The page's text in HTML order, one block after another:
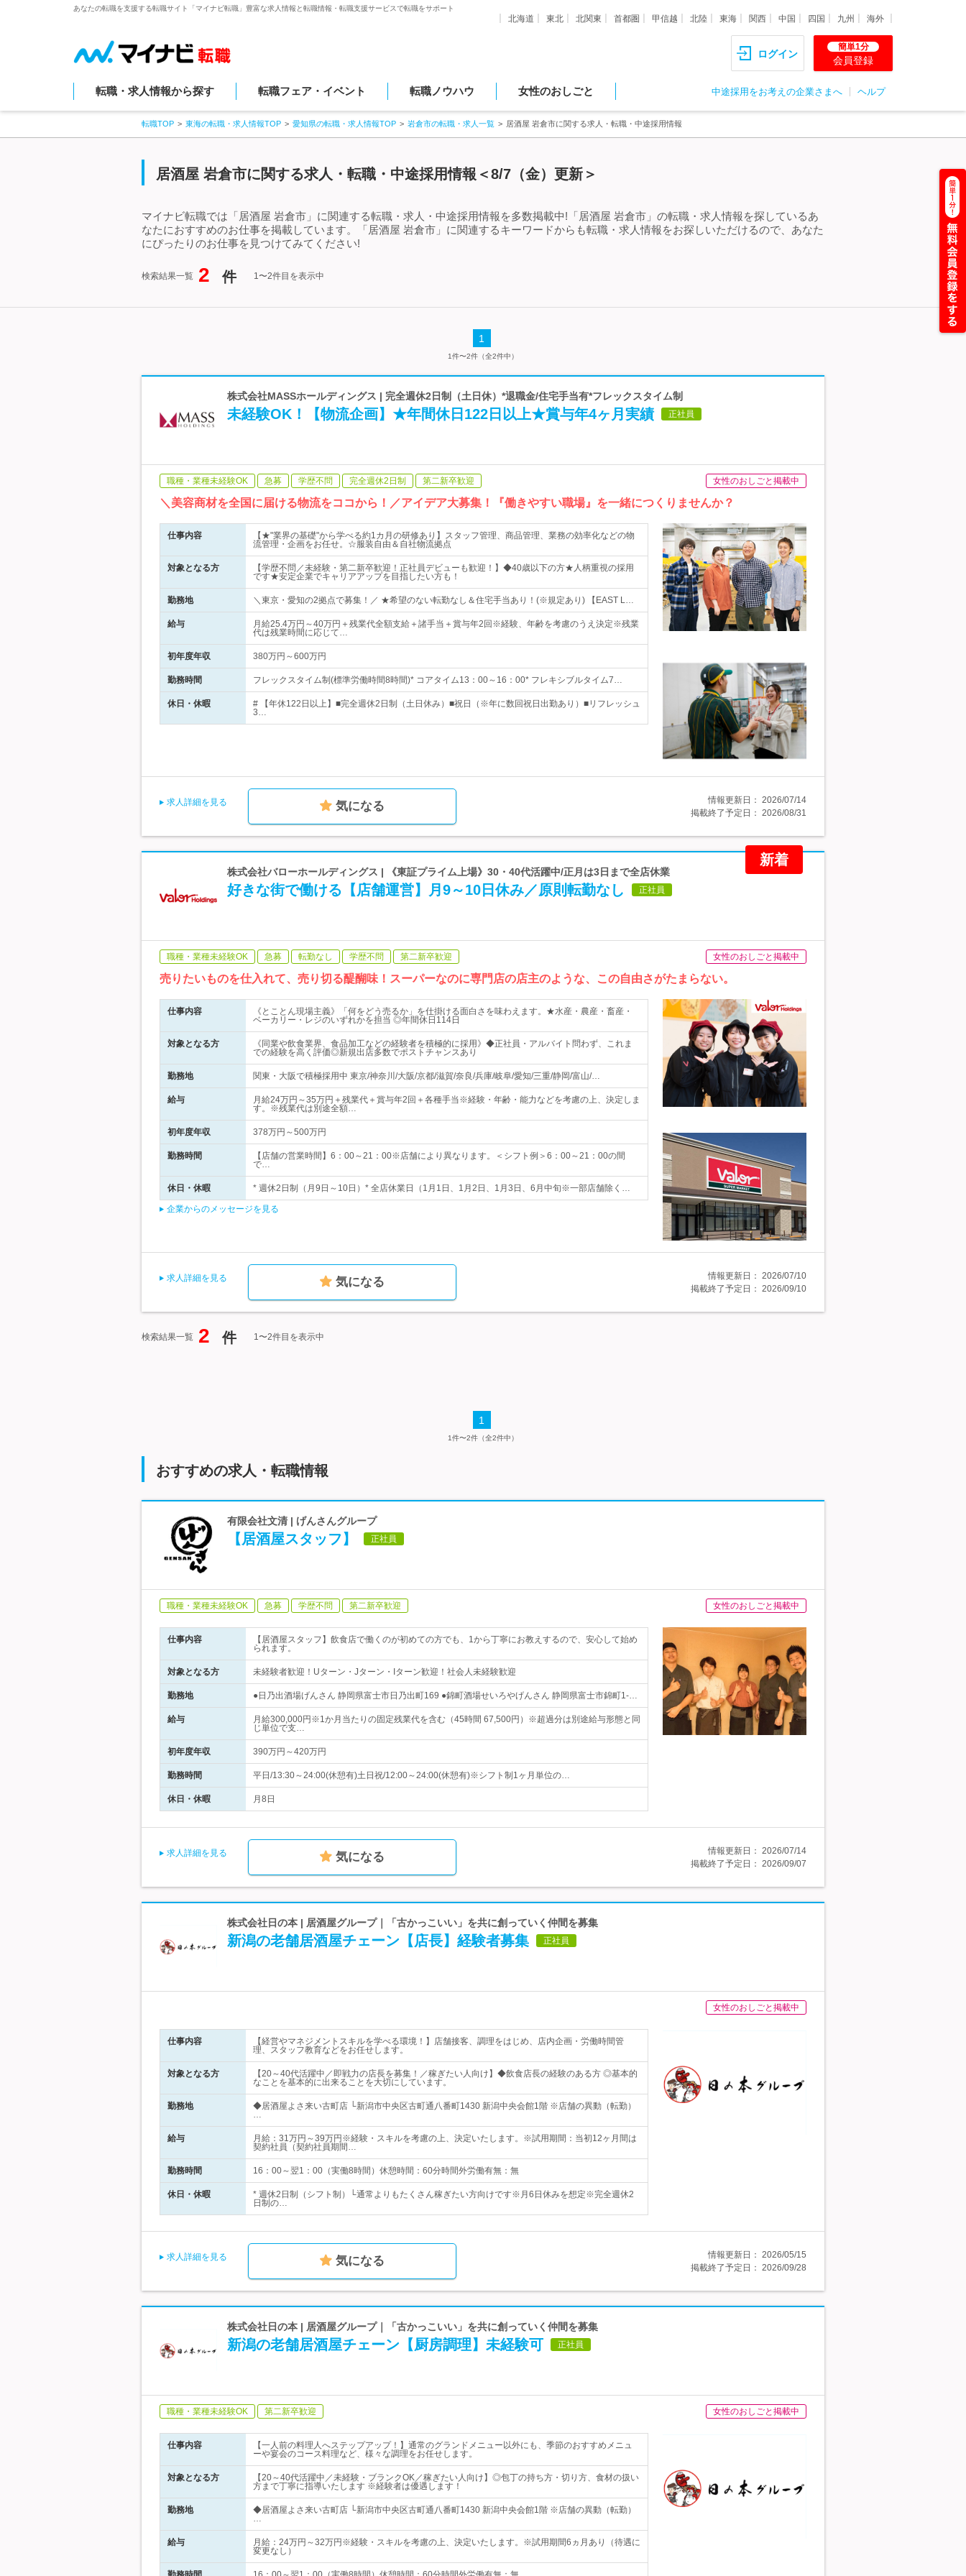
あなたの転職を支援する転職サイト「マイナビ転職」豊富な求人情報と転職情報・転職支援サービスで転職をサポート
北海道 東北 北関東 首都圏 甲信越 北陸 東海 関西 中国 四国 九州 海外
ログイン
簡単1分
会員登録
転職・求人情報から探す 転職フェア・イベント 転職ノウハウ 女性のおしごと 中途採用をお考えの企業さまへ ヘルプ
転職TOP 東海の転職・求人情報TOP 愛知県の転職・求人情報TOP 岩倉市の転職・求人一覧 居酒屋 岩倉市に関する求人・転職・中途採用情報
居酒屋 岩倉市に関する求人・転職・中途採用情報＜8/7（金）更新＞
マイナビ転職では「居酒屋 岩倉市」に関連する転職・求人・中途採用情報を多数掲載中!「居酒屋 岩倉市」の転職・求人情報を探しているあ
なたにおすすめのお仕事を掲載しています。「居酒屋 岩倉市」に関連するキーワードからも転職・求人情報をお探しいただけるので、あなた
にぴったりのお仕事を見つけてみてください!
検索結果一覧 2 件 1〜2件目を表示中
1
1件〜2件（全2件中）
株式会社MASSホールディングス | 完全週休2日制（土日休）*退職金/住宅手当有*フレックスタイム制
未経験OK！【物流企画】★年間休日122日以上★賞与年4ヶ月実績 正社員
職種・業種未経験OK 急募 学歴不問 完全週休2日制 第二新卒歓迎 女性のおしごと掲載中
＼美容商材を全国に届ける物流をココから！／アイデア大募集！『働きやすい職場』を一緒につくりませんか？
仕事内容
【★"業界の基礎"から学べる約1カ月の研修あり】スタッフ管理、商品管理、業務の効率化などの物
流管理・企画をお任せ。☆服装自由＆自社物流拠点
対象となる方
【学歴不問／未経験・第二新卒歓迎！正社員デビューも歓迎！】◆40歳以下の方★人柄重視の採用
です★安定企業でキャリアアップを目指したい方も！
勤務地 ＼東京・愛知の2拠点で募集！／ ★希望のない転勤なし＆住宅手当あり！(※規定あり) 【EAST L…
給与
月給25.4万円～40万円＋残業代全額支給＋諸手当＋賞与年2回※経験、年齢を考慮のうえ決定※残業
代は残業時間に応じて…
初年度年収 380万円～600万円
勤務時間 フレックスタイム制(標準労働時間8時間)* コアタイム13：00～16：00* フレキシブルタイム7…
休日・休暇
# 【年休122日以上】■完全週休2日制（土日休み）■祝日（※年に数回祝日出勤あり）■リフレッシュ
3…
求人詳細を見る 気になる 情報更新日： 2026/07/14
掲載終了予定日： 2026/08/31
新着
株式会社バローホールディングス | 《東証プライム上場》30・40代活躍中/正月は3日まで全店休業
好きな街で働ける【店舗運営】月9～10日休み／原則転勤なし 正社員
職種・業種未経験OK 急募 転勤なし 学歴不問 第二新卒歓迎 女性のおしごと掲載中
売りたいものを仕入れて、売り切る醍醐味！スーパーなのに専門店の店主のような、この自由さがたまらない。
仕事内容
《とことん現場主義》「何をどう売るか」を仕掛ける面白さを味わえます。★水産・農産・畜産・
ベーカリー・レジのいずれかを担当 ◎年間休日114日
対象となる方
《同業や飲食業界、食品加工などの経験者を積極的に採用》◆正社員・アルバイト問わず、これま
での経験を高く評価◎新規出店多数でポストチャンスあり
勤務地 関東・大阪で積極採用中 東京/神奈川/大阪/京都/滋賀/奈良/兵庫/岐阜/愛知/三重/静岡/富山/…
給与
月給24万円～35万円＋残業代＋賞与年2回＋各種手当※経験・年齢・能力などを考慮の上、決定しま
す。※残業代は別途全額…
初年度年収 378万円～500万円
勤務時間
【店舗の営業時間】6：00～21：00※店舗により異なります。＜シフト例＞6：00～21：00の間
で…
休日・休暇 * 週休2日制（月9日～10日）* 全店休業日（1月1日、1月2日、1月3日、6月中旬※一部店舗除く…
企業からのメッセージを見る
求人詳細を見る 気になる 情報更新日： 2026/07/10
掲載終了予定日： 2026/09/10
検索結果一覧 2 件 1〜2件目を表示中
1
1件〜2件（全2件中）
おすすめの求人・転職情報
有限会社文清 | げんさんグループ
【居酒屋スタッフ】 正社員
職種・業種未経験OK 急募 学歴不問 第二新卒歓迎 女性のおしごと掲載中
仕事内容
【居酒屋スタッフ】飲食店で働くのが初めての方でも、1から丁寧にお教えするので、安心して始め
られます。
対象となる方 未経験者歓迎！Uターン・Jターン・Iターン歓迎！社会人未経験歓迎
勤務地 ●日乃出酒場げんさん 静岡県富士市日乃出町169 ●錦町酒場せいろやげんさん 静岡県富士市錦町1-…
給与
月給300,000円※1か月当たりの固定残業代を含む（45時間 67,500円）※超過分は別途給与形態と同
じ単位で支…
初年度年収 390万円～420万円
勤務時間 平日/13:30～24:00(休憩有)土日祝/12:00～24:00(休憩有)※シフト制1ヶ月単位の…
休日・休暇 月8日
求人詳細を見る 気になる 情報更新日： 2026/07/14
掲載終了予定日： 2026/09/07
株式会社日の本 | 居酒屋グループ｜「古かっこいい」を共に創っていく仲間を募集
新潟の老舗居酒屋チェーン【店長】経験者募集 正社員
女性のおしごと掲載中
仕事内容
【経営やマネジメントスキルを学べる環境！】店舗接客、調理をはじめ、店内企画・労働時間管
理、スタッフ教育などをお任せします。
対象となる方
【20～40代活躍中／即戦力の店長を募集！／稼ぎたい人向け】◆飲食店長の経験のある方 ◎基本的
なことを基本的に出来ることを大切にしています。
勤務地
◆居酒屋よさ来い古町店 └新潟市中央区古町通八番町1430 新潟中央会館1階 ※店舗の異動（転勤）
…
給与
月給：31万円～39万円※経験・スキルを考慮の上、決定いたします。※試用期間：当初12ヶ月間は
契約社員（契約社員期間…
勤務時間 16：00～翌1：00（実働8時間）休憩時間：60分時間外労働有無：無
休日・休暇
* 週休2日制（シフト制）└通常よりもたくさん稼ぎたい方向けです※月6日休みを想定※完全週休2
日制の…
求人詳細を見る 気になる 情報更新日： 2026/05/15
掲載終了予定日： 2026/09/28
株式会社日の本 | 居酒屋グループ｜「古かっこいい」を共に創っていく仲間を募集
新潟の老舗居酒屋チェーン【厨房調理】未経験可 正社員
職種・業種未経験OK 第二新卒歓迎 女性のおしごと掲載中
仕事内容
【一人前の料理人へステップアップ！】通常のグランドメニュー以外にも、季節のおすすめメニュ
ーや宴会のコース料理など、様々な調理をお任せします。
対象となる方
【20～40代活躍中／未経験・ブランクOK／稼ぎたい人向け】◎包丁の持ち方・切り方、食材の扱い
方まで丁寧に指導いたします ※経験者は優遇します！
勤務地
◆居酒屋よさ来い古町店 └新潟市中央区古町通八番町1430 新潟中央会館1階 ※店舗の異動（転勤）
…
給与
月給：24万円～32万円※経験・スキルを考慮の上、決定いたします。※試用期間6ヵ月あり（待遇に
変更なし）